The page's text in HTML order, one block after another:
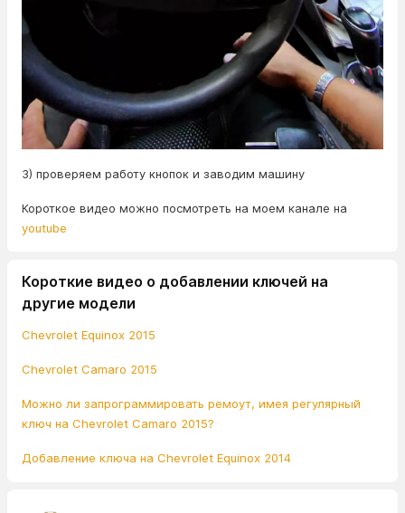
3) проверяем работу кнопок и заводим машину
Короткое видео можно посмотреть на моем канале на
youtube
Короткие видео о добавлении ключей на
другие модели
Chevrolet Equinox 2015
Chevrolet Camaro 2015
Можно ли запрограммировать ремоут, имея регулярный
ключ на Chevrolet Camaro 2015?
Добавление ключа на Chevrolet Equinox 2014